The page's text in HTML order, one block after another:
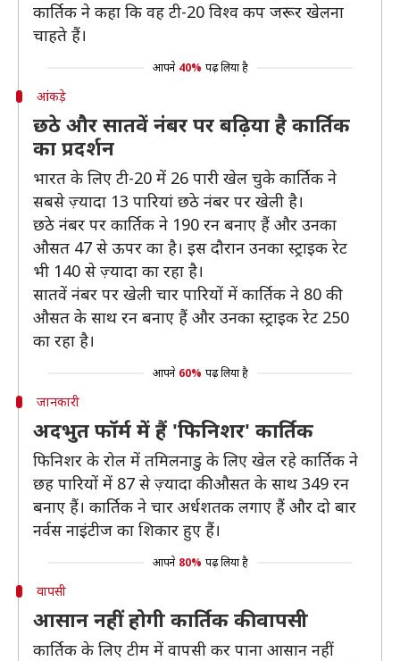
कार्तिक ने कहा कि वह टी-20 विश्व कप जरूर खेलना
चाहते हैं।
आपने 40% पढ़ लिया है
आंकड़े
छठे और सातवें नंबर पर बढ़िया है कार्तिक
का प्रदर्शन
भारत के लिए टी-20 में 26 पारी खेल चुके कार्तिक ने
सबसे ज़्यादा 13 पारियां छठे नंबर पर खेली है।
छठे नंबर पर कार्तिक ने 190 रन बनाए हैं और उनका
औसत 47 से ऊपर का है। इस दौरान उनका स्ट्राइक रेट
भी 140 से ज़्यादा का रहा है।
सातवें नंबर पर खेली चार पारियों में कार्तिक ने 80 की
औसत के साथ रन बनाए हैं और उनका स्ट्राइक रेट 250
का रहा है।
आपने 60% पढ़ लिया है
जानकारी
अदभुत फॉर्म में हैं 'फिनिशर' कार्तिक
फिनिशर के रोल में तमिलनाडु के लिए खेल रहे कार्तिक ने
छह पारियों में 87 से ज़्यादा की औसत के साथ 349 रन
बनाए हैं। कार्तिक ने चार अर्धशतक लगाए हैं और दो बार
नर्वस नाइंटीज का शिकार हुए हैं।
आपने 80% पढ़ लिया है
वापसी
आसान नहीं होगी कार्तिक की वापसी
कार्तिक के लिए टीम में वापसी कर पाना आसान नहीं